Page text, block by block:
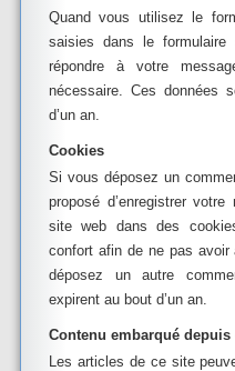
Quand vous utilisez le
saisies dans le
répondre à votre
nécessaire. Ces données
d’un an.
Cookies
Si vous déposez un
proposé d’enregistrer
site web dans des
confort afin de ne pas
déposez un autre
expirent au bout d’un an.
Contenu embarqué depuis
Les articles de ce site